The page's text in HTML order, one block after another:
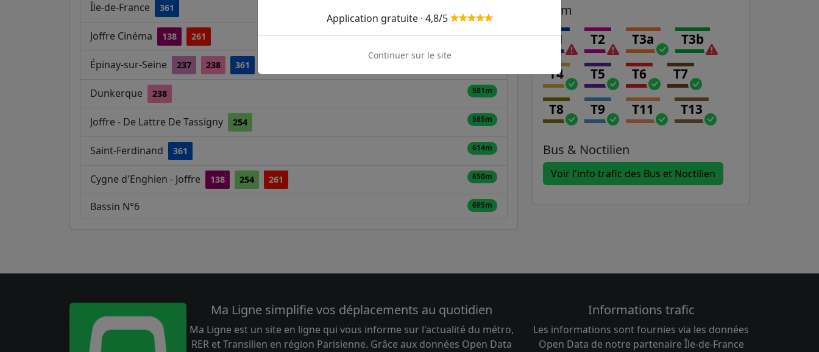
Île-de-France 361
Joffre Cinéma 138 261 539m
Épinay-sur-Seine 237 238 361
Dunkerque 238 581m
Joffre - De Lattre De Tassigny 254 585m
Saint-Ferdinand 361 614m
Cygne d'Enghien - Joffre 138 254 261 650m
Bassin N°6 695m
Tram
T1 T2 T3a T3b
T4 T5 T6 T7
T8 T9 T11 T13
Bus & Noctilien
Voir l'info trafic des Bus et Noctilien
Ma Ligne simplifie vos déplacements au quotidien
Ma Ligne est un site en ligne qui vous informe sur l'actualité du métro,
RER et Transilien en région Parisienne. Grâce aux données Open Data
Informations trafic
Les informations sont fournies via les données
Open Data de notre partenaire Île-de-France
Application gratuite · 4,8/5
Continuer sur le site